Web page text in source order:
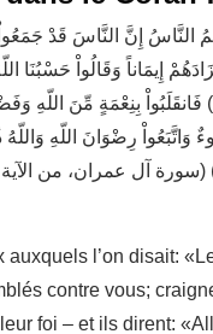
النَّاسُ إِنَّ النَّاسَ قَدْ
إِيمَاناً وَقَالُواْ حَسْبُنَا
الْوَكِيلُ (173) فَانقَلَبُواْ بِنِعْمَةٍ مِّنَ اللّهِ
رِضْوَانَ اللّهِ
auxquels l’on disait:
contre vous;
foi – et ils dirent: